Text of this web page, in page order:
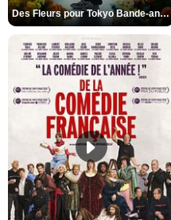
Des Fleurs pour Tokyo Bande-annonce VO STFR